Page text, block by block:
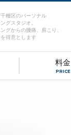
種区のパーソナル
グスタジオ。
グからの腰痛、肩こり、
得意とします
料金
PRICE